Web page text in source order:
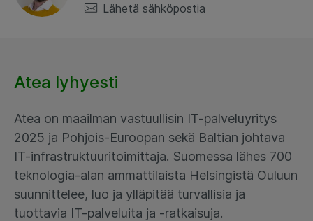
Lähetä sähköpostia
Atea lyhyesti
Atea on maailman vastuullisin IT-palveluyritys
2025 ja Pohjois-Euroopan sekä Baltian johtava
IT-infrastruktuuritoimittaja. Suomessa lähes 700
teknologia-alan ammattilaista Helsingistä Ouluun
suunnittelee, luo ja ylläpitää turvallisia ja
tuottavia IT-palveluita ja -ratkaisuja.